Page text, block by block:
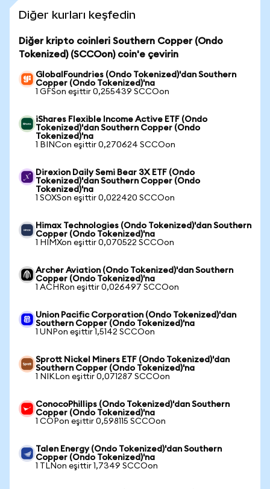
Diğer kurları keşfedin
Diğer kripto coinleri Southern Copper (Ondo
Tokenized) (SCCOon) coin'e çevirin
GlobalFoundries (Ondo Tokenized)'dan Southern
Copper (Ondo Tokenized)'na
1 GFSon eşittir 0,255439 SCCOon
iShares Flexible Income Active ETF (Ondo
Tokenized)'dan Southern Copper (Ondo
Tokenized)'na
1 BINCon eşittir 0,270624 SCCOon
Direxion Daily Semi Bear 3X ETF (Ondo
Tokenized)'dan Southern Copper (Ondo
Tokenized)'na
1 SOXSon eşittir 0,022420 SCCOon
Himax Technologies (Ondo Tokenized)'dan Southern
Copper (Ondo Tokenized)'na
1 HIMXon eşittir 0,070522 SCCOon
Archer Aviation (Ondo Tokenized)'dan Southern
Copper (Ondo Tokenized)'na
1 ACHRon eşittir 0,026497 SCCOon
Union Pacific Corporation (Ondo Tokenized)'dan
Southern Copper (Ondo Tokenized)'na
1 UNPon eşittir 1,5142 SCCOon
Sprott Nickel Miners ETF (Ondo Tokenized)'dan
Southern Copper (Ondo Tokenized)'na
1 NIKLon eşittir 0,071287 SCCOon
ConocoPhillips (Ondo Tokenized)'dan Southern
Copper (Ondo Tokenized)'na
1 COPon eşittir 0,598115 SCCOon
Talen Energy (Ondo Tokenized)'dan Southern
Copper (Ondo Tokenized)'na
1 TLNon eşittir 1,7349 SCCOon